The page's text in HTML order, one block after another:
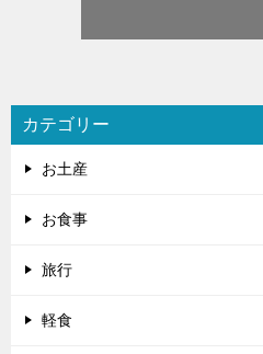
カテゴリー
お土産
お食事
旅行
軽食